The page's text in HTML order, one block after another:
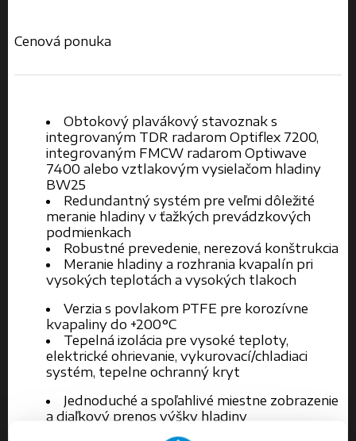
Cenová ponuka
Obtokový plavákový stavoznak s
integrovaným TDR radarom Optiflex 7200,
integrovaným FMCW radarom Optiwave
7400 alebo vztlakovým vysielačom hladiny
BW25
Redundantný systém pre veľmi dôležité
meranie hladiny v ťažkých prevádzkových
podmienkach
Robustné prevedenie, nerezová konštrukcia
Meranie hladiny a rozhrania kvapalín pri
vysokých teplotách a vysokých tlakoch
Verzia s povlakom PTFE pre korozívne
kvapaliny do +200°C
Tepelná izolácia pre vysoké teploty,
elektrické ohrievanie, vykurovací/chladiaci
systém, tepelne ochranný kryt
Jednoduché a spoľahlivé miestne zobrazenie
a diaľkový prenos výšky hladiny
Jednoduchá montáž a uvedenie do